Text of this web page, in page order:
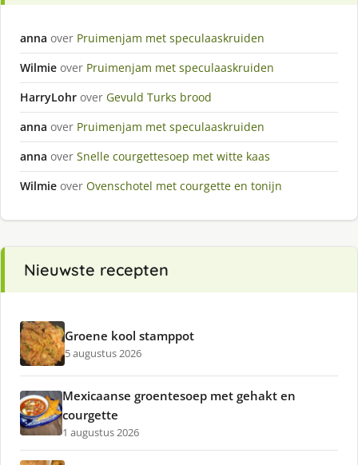
anna over Pruimenjam met speculaaskruiden
Wilmie over Pruimenjam met speculaaskruiden
HarryLohr over Gevuld Turks brood
anna over Pruimenjam met speculaaskruiden
anna over Snelle courgettesoep met witte kaas
Wilmie over Ovenschotel met courgette en tonijn
Nieuwste recepten
Groene kool stamppot
5 augustus 2026
Mexicaanse groentesoep met gehakt en
courgette
1 augustus 2026